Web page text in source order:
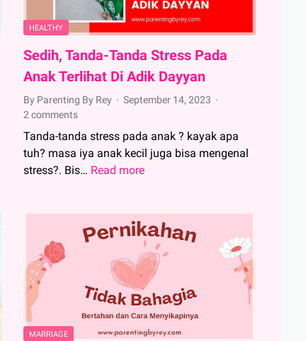
HEALTHY
Sedih, Tanda-Tanda Stress Pada
Anak Terlihat Di Adik Dayyan
By Parenting By Rey
September 14, 2023
2 comments
Tanda-tanda stress pada anak ? kayak apa
tuh? masa iya anak kecil juga bisa mengenal
stress?. Bis… Read moreSedih,
Stress
Pada
Anak
Terlihat
Di
Adik
Dayyan
MARRIAGE